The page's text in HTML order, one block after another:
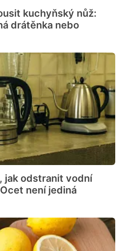
kuchyňský nůž:
drátěnka nebo
jak odstranit vodní
není jediná